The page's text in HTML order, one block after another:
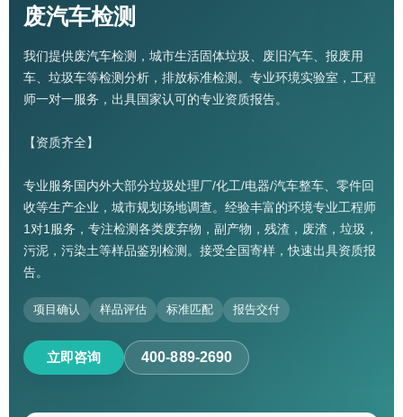
废汽车检测
我们提供废汽车检测，城市生活固体垃圾、废旧汽车、报废用
车、垃圾车等检测分析，排放标准检测。专业环境实验室，工程
师一对一服务，出具国家认可的专业资质报告。
【资质齐全】
专业服务国内外大部分垃圾处理厂/化工/电器/汽车整车、零件回
收等生产企业，城市规划场地调查。经验丰富的环境专业工程师
1对1服务，专注检测各类废弃物，副产物，残渣，废渣，垃圾，
污泥，污染土等样品鉴别检测。接受全国寄样，快速出具资质报
告。
项目确认 样品评估 标准匹配 报告交付
立即咨询 400-889-2690